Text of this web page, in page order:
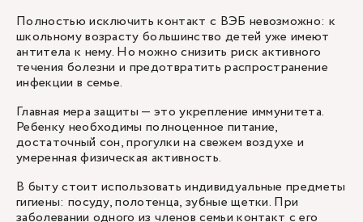
Полностью исключить контакт с ВЭБ невозможно: к
школьному возрасту большинство детей уже имеют
антитела к нему. Но можно снизить риск активного
течения болезни и предотвратить распространение
инфекции в семье.
Главная мера защиты — это укрепление иммунитета.
Ребенку необходимы полноценное питание,
достаточный сон, прогулки на свежем воздухе и
умеренная физическая активность.
В быту стоит использовать индивидуальные предметы
гигиены: посуду, полотенца, зубные щетки. При
заболевании одного из членов семьи контакт с его